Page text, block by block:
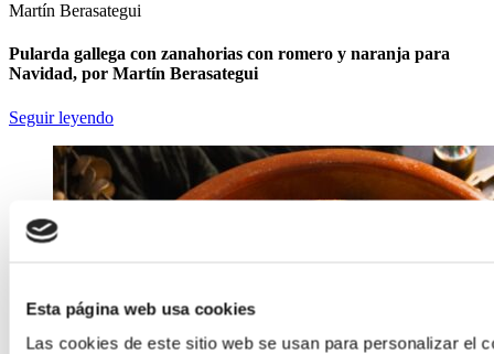
Esta página web usa cookies
Las cookies de este sitio web se usan para personalizar el
Martín Berasategui
Pularda gallega con zanahorias con romero y naranja para
Navidad, por Martín Berasategui
Seguir leyendo